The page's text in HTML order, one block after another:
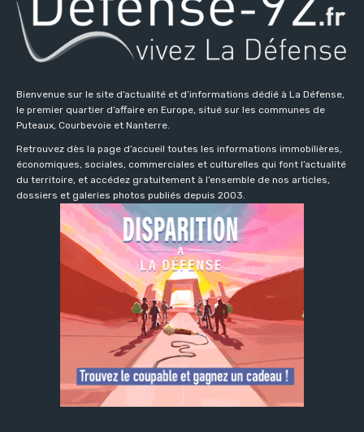
Bienvenue sur le site d’actualité et d’informations dédié à La Défense,
le premier quartier d’affaire en Europe, situé sur les communes de
Puteaux, Courbevoie et Nanterre.
Retrouvez dès la page d’accueil toutes les informations immobilières,
économiques, sociales, commerciales et culturelles qui font l’actualité
du territoire, et accédez gratuitement à l’ensemble de nos articles,
dossiers et galeries photos publiés depuis 2003.